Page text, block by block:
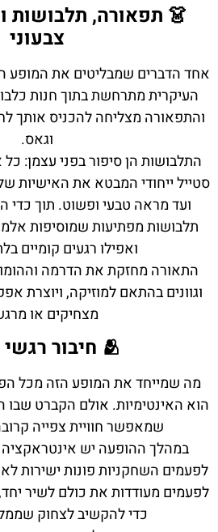
👗 תפאורה, תלבושות
צבעוני
אחד הדברים שמבליטים את המופע
העיקרית מתרחשת בתוך חנות
והתפאורה מצליחה להכניס אותך
וגאס.
התלבושות הן סיפור בפני עצמן:
סטייל ייחודי המבטא את האישיות
ועד מראה טבעי ופשוט. תוך כדי
תלבושות מפתיעות שמוסיפות
ואפילו רגעים קומיים
התאורה מחזקת את הדרמה
וגוונים בהתאם למוזיקה, ויוצרת
מצחיקים או
🫂 חיבור רגשי לקהל
מה שמייחד את המופע הזה מכל
הוא האינטימיות. אולם הקברט שבו
שמאפשר חוויית צפייה
במהלך ההופעה יש
לפעמים השחקניות פונות ישירות
לפעמים מעודדות את כולם לשיר
כדי להקשיב לצחוק